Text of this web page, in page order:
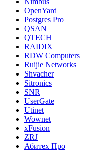
OpenYard
Postgres Pro
QSAN
QTECH
RAIDIX
RDW Computers
Ruijie Networks
Shvacher
Sitronics
SNR
UserGate
Utinet
Wownet
xFusion
ZRJ
Абитех Про